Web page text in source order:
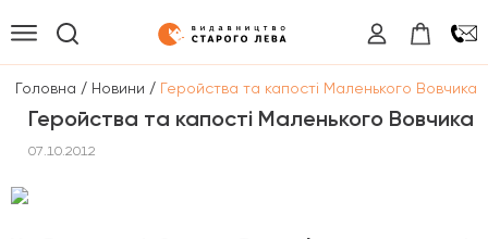
Головна / Новини / Геройства та капості Маленького Вовчика
Геройства та капості Маленького Вовчика
07.10.2012